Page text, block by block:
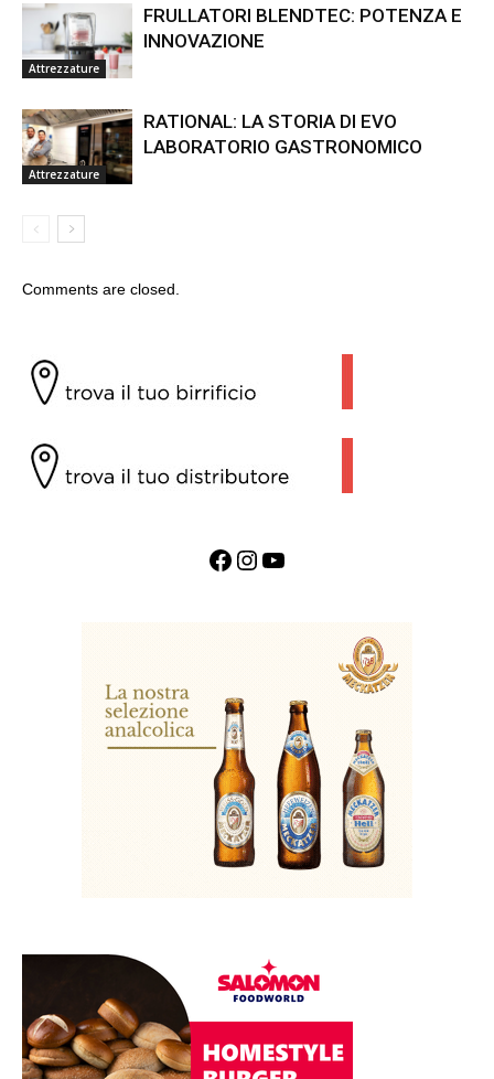
Attrezzature
FRULLATORI BLENDTEC: POTENZA E
INNOVAZIONE
Attrezzature
RATIONAL: LA STORIA DI EVO
LABORATORIO GASTRONOMICO
Comments are closed.
Facebook InstagramYouTube